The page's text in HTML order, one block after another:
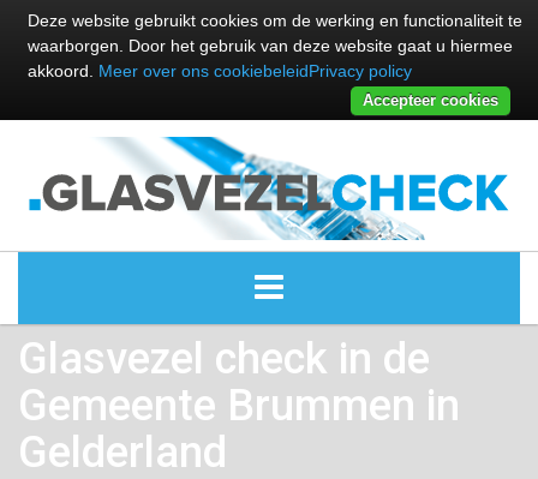
ALLE GLASVEZEL PROVIDERS
GLASVEZEL PROVIDERS
Glasvezel check in de
Gemeente Brummen in
Gelderland
Deze website gebruikt cookies om de werking en functionaliteit te
waarborgen. Door het gebruik van deze website gaat u hiermee
akkoord. Meer over ons cookiebeleidPrivacy policy
Accepteer cookies